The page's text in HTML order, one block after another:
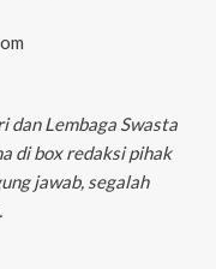
dan Lembaga Swasta
di box redaksi pihak
jawab, segalah